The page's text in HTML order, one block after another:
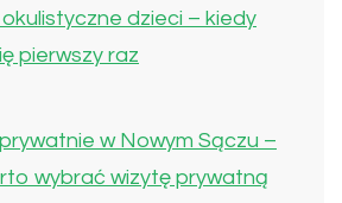
dzieci – kiedy
pierwszy raz
w Nowym Sączu –
wybrać wizytę prywatną